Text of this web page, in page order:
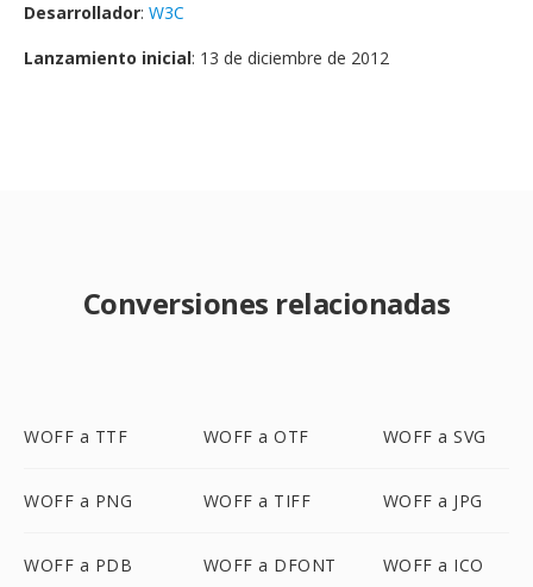
Desarrollador: W3C
Lanzamiento inicial: 13 de diciembre de 2012
Conversiones relacionadas
WOFF a TTF WOFF a OTF WOFF a SVG
WOFF a PNG WOFF a TIFF WOFF a JPG
WOFF a PDB WOFF a DFONT WOFF a ICO